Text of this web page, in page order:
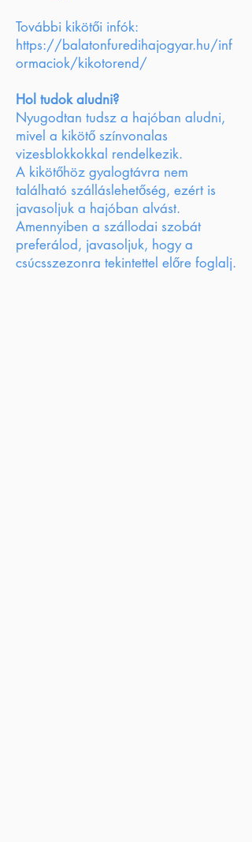
​További kikötői infók:
https://balatonfuredihajogyar.hu/inf
ormaciok/kikotorend/
Hol tudok aludni?
Nyugodtan tudsz a hajóban aludni,
mivel a kikötő színvonalas
vizesblokkokkal rendelkezik.
A kikötőhöz gyalogtávra nem
található szálláslehetőség, ezért is
javasoljuk a hajóban alvást.
Amennyiben a szállodai szobát
preferálod, javasoljuk, hogy a
csúcsszezonra tekintettel előre foglalj.